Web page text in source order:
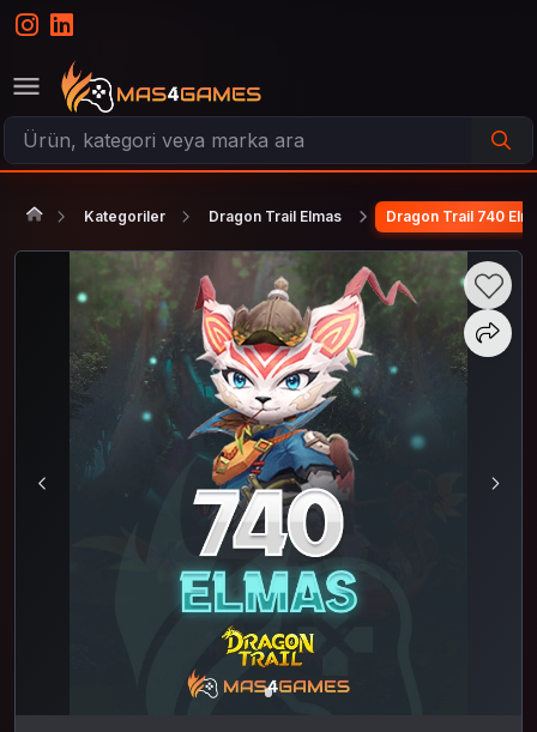
Kategoriler Dragon Trail Elmas Dragon Trail 740